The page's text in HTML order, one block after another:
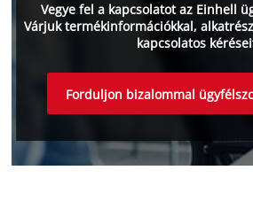
Vegye fel a kapcsolatot az Einhell
Várjuk termékinformációkkal,
kapcsolatos
Forduljon bizalommal